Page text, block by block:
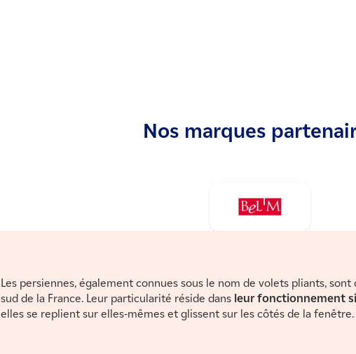
Nos marques
Les persiennes, également connues sous le nom de volets pliants,
sud de la France. Leur particularité réside dans leur fonctionnement
elles se replient sur elles-mêmes et glissent sur les côtés de la fenêtre.